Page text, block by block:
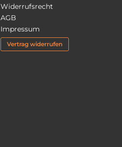
Widerrufsrecht
AGB
Impressum
Vertrag widerrufen